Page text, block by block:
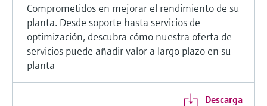
Comprometidos en mejorar el rendimiento de su
planta. Desde soporte hasta servicios de
optimización, descubra cómo nuestra oferta de
servicios puede añadir valor a largo plazo en su
planta
Descarga